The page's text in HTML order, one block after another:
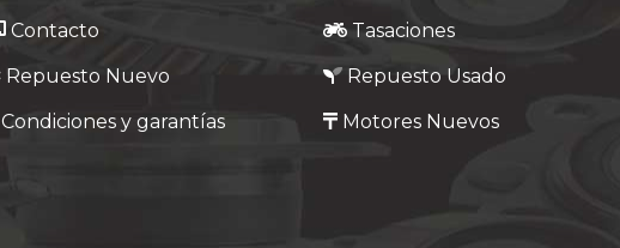
Contacto Tasaciones
Repuesto Nuevo Repuesto Usado
Condiciones y garantías Motores Nuevos